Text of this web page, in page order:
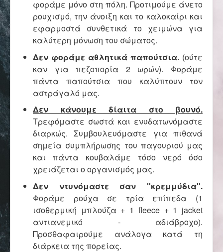
Ορειβασία
Αναρρίχηση
Βουνό και φύση
Φωτο - Video
Επικοινωνία
φοράμε μόνο στη πόλη. Προτιμούμε άνετο
ρουχισμό, την άνοιξη και το καλοκαίρι και
εφαρμοστά συνθετικά το χειμώνα για
καλύτερη μόνωση του σώματος.
Δεν φοράμε αθλητικά παπούτσια. (ούτε
καν για πεζοπορία 2 ωρών). Φοράμε
πάντα παπούτσια που καλύπτουν τον
αστράγαλό μας.
Δεν κάνουμε δίαιτα στο βουνό.
Τρεφόμαστε σωστά και ενυδατωνόμαστε
διαρκώς. Συμβουλευόμαστε για πιθανά
σημεία συμπλήρωσης του παγουριού μας
και πάντα κουβαλάμε τόσο νερό όσο
χρειάζεται ο οργανισμός μας.
Δεν ντυνόμαστε σαν "κρεμμύδια".
Φοράμε ρούχα σε τρία επίπεδα (1
ισοθερμική μπλούζα + 1 fleece + 1 jacket
αντιανεμικό - αδιάβροχο).
Προσθαφαιρούμε ανάλογα κατά τη
διάρκεια της πορείας.